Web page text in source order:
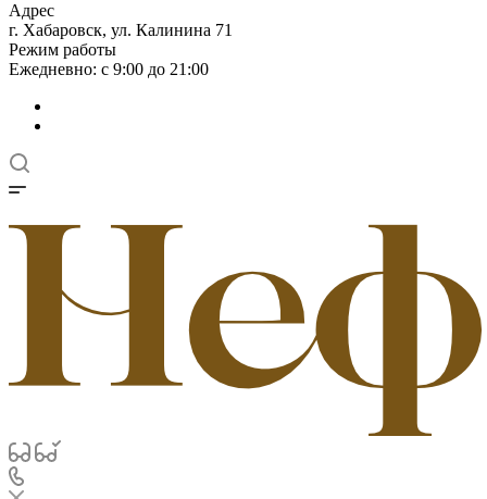
Адрес
г. Хабаровск, ул. Калинина 71
Режим работы
Ежедневно: с 9:00 до 21:00